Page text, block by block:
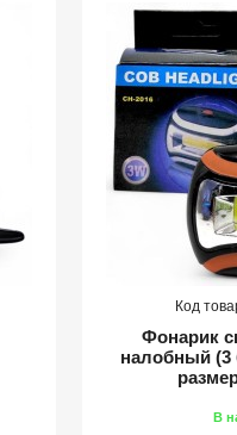
Фонарик
налобный (3